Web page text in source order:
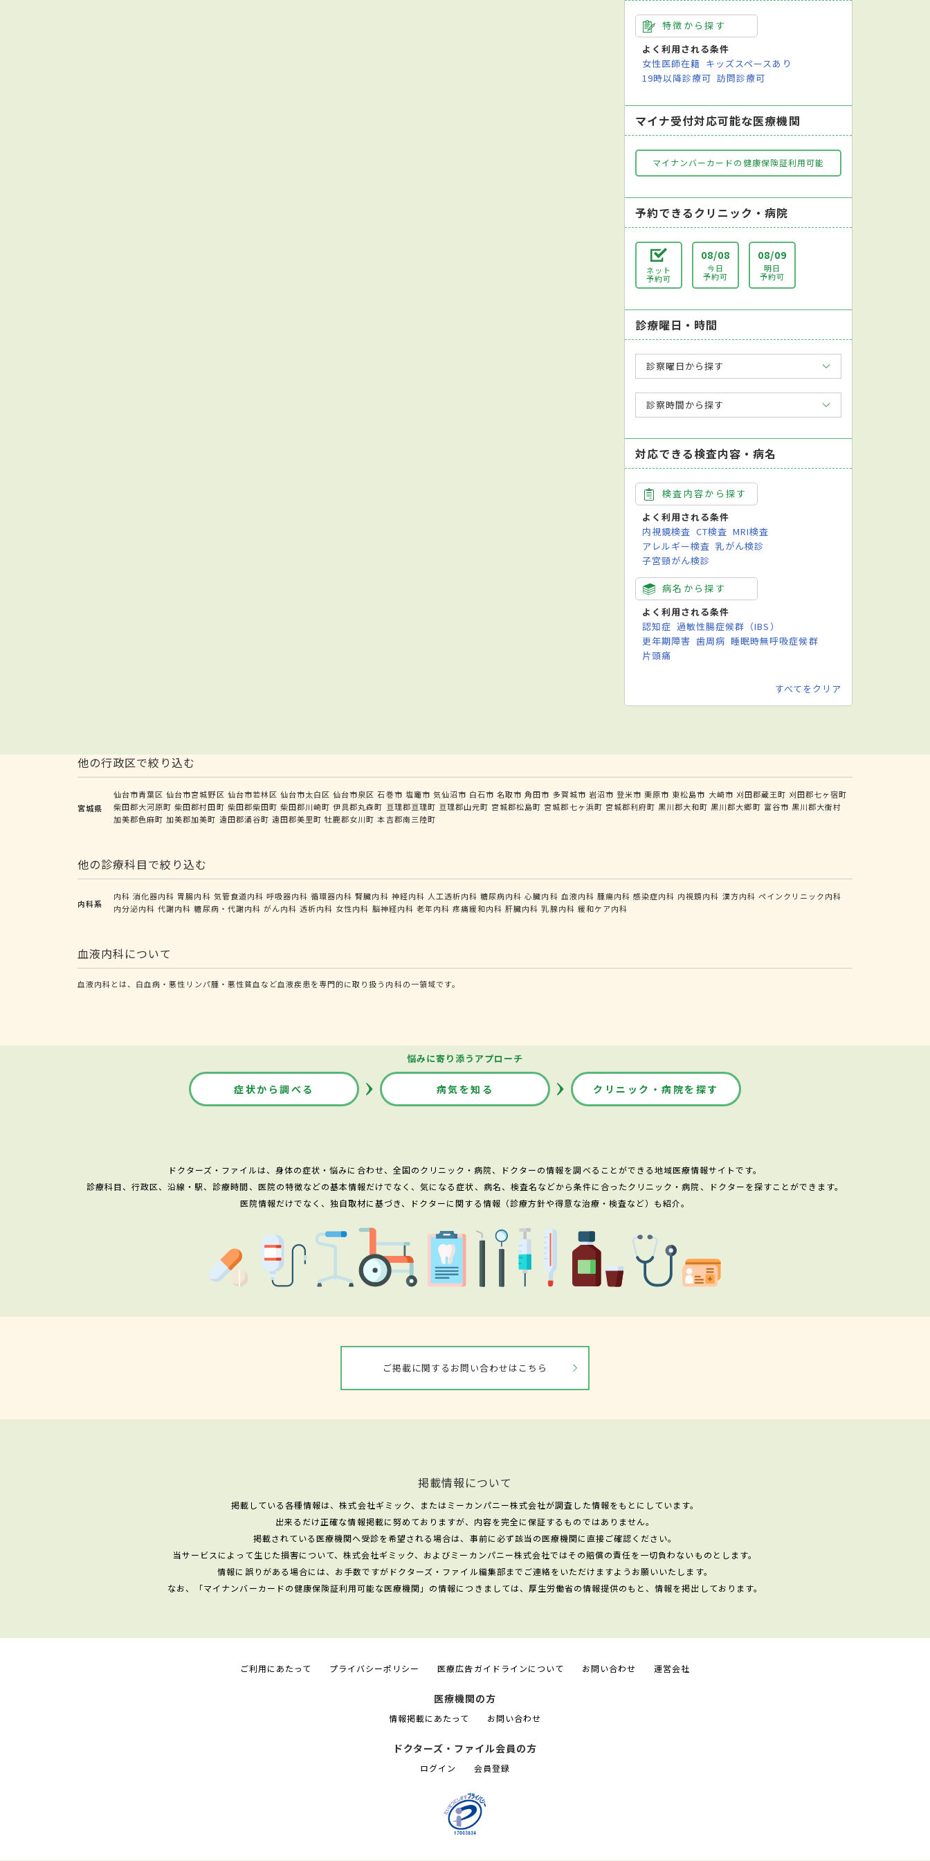
特徴から探す
よく利用される条件
女性医師在籍 キッズスペースあり
19時以降診療可 訪問診療可
マイナ受付対応可能な医療機関
マイナンバーカードの健康保険証利用可能
予約できるクリニック・病院
ネット
予約可
08/08
今日
予約可
08/09
明日
予約可
診療曜日・時間
診察曜日から探す
診察時間から探す
対応できる検査内容・病名
検査内容から探す
よく利用される条件
内視鏡検査 CT検査 MRI検査
アレルギー検査 乳がん検診
子宮頸がん検診
病名から探す
よく利用される条件
認知症 過敏性腸症候群（IBS）
更年期障害 歯周病 睡眠時無呼吸症候群
片頭痛
すべてをクリア
他の行政区で絞り込む
宮城県
仙台市青葉区 仙台市宮城野区 仙台市若林区 仙台市太白区 仙台市泉区 石巻市 塩竈市 気仙沼市 白石市 名取市 角田市 多賀城市 岩沼市 登米市 栗原市 東松島市 大崎市 刈田郡蔵王町 刈田郡七ヶ宿町
柴田郡大河原町 柴田郡村田町 柴田郡柴田町 柴田郡川崎町 伊具郡丸森町 亘理郡亘理町 亘理郡山元町 宮城郡松島町 宮城郡七ヶ浜町 宮城郡利府町 黒川郡大和町 黒川郡大郷町 富谷市 黒川郡大衡村
加美郡色麻町 加美郡加美町 遠田郡涌谷町 遠田郡美里町 牡鹿郡女川町 本吉郡南三陸町
他の診療科目で絞り込む
内科系
内科 消化器内科 胃腸内科 気管食道内科 呼吸器内科 循環器内科 腎臓内科 神経内科 人工透析内科 糖尿病内科 心臓内科 血液内科 腫瘍内科 感染症内科 内視鏡内科 漢方内科 ペインクリニック内科
内分泌内科 代謝内科 糖尿病・代謝内科 がん内科 透析内科 女性内科 脳神経内科 老年内科 疼痛緩和内科 肝臓内科 乳腺内科 緩和ケア内科
血液内科について
血液内科とは、白血病・悪性リンパ腫・悪性貧血など血液疾患を専門的に取り扱う内科の一領域です。
悩みに寄り添うアプローチ
症状から調べる 病気を知る クリニック・病院を探す
ドクターズ・ファイルは、身体の症状・悩みに合わせ、全国のクリニック・病院、ドクターの情報を調べることができる地域医療情報サイトです。
診療科目、行政区、沿線・駅、診療時間、医院の特徴などの基本情報だけでなく、気になる症状、病名、検査名などから条件に合ったクリニック・病院、ドクターを探すことができます。
医院情報だけでなく、独自取材に基づき、ドクターに関する情報（診療方針や得意な治療・検査など）も紹介。
ご掲載に関するお問い合わせはこちら
掲載情報について
掲載している各種情報は、株式会社ギミック、またはミーカンパニー株式会社が調査した情報をもとにしています。
出来るだけ正確な情報掲載に努めておりますが、内容を完全に保証するものではありません。
掲載されている医療機関へ受診を希望される場合は、事前に必ず該当の医療機関に直接ご確認ください。
当サービスによって生じた損害について、株式会社ギミック、およびミーカンパニー株式会社ではその賠償の責任を一切負わないものとします。
情報に誤りがある場合には、お手数ですがドクターズ・ファイル編集部までご連絡をいただけますようお願いいたします。
なお、「マイナンバーカードの健康保険証利用可能な医療機関」の情報につきましては、厚生労働省の情報提供のもと、情報を掲出しております。
ご利用にあたって プライバシーポリシー 医療広告ガイドラインについて お問い合わせ 運営会社
医療機関の方
情報掲載にあたって お問い合わせ
ドクターズ・ファイル会員の方
ログイン 会員登録